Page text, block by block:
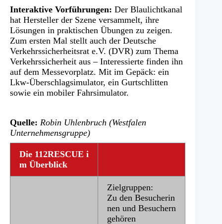
Interaktive Vorführungen: Der Blaulichtkanal
hat Hersteller der Szene versammelt, ihre
Lösungen in praktischen Übungen zu zeigen.
Zum ersten Mal stellt auch der Deutsche
Verkehrssicherheitsrat e.V. (DVR) zum Thema
Verkehrssicherheit aus – Interessierte finden ihn
auf dem Messevorplatz. Mit im Gepäck: ein
Lkw-Überschlagsimulator, ein Gurtschlitten
sowie ein mobiler Fahrsimulator.
Quelle: Robin Uhlenbruch (Westfalen
Unternehmensgruppe)
Die 112RESCUE i
m Überblick
Zielgruppen:
Zu den Besucherin
nen und Besuchern
gehören